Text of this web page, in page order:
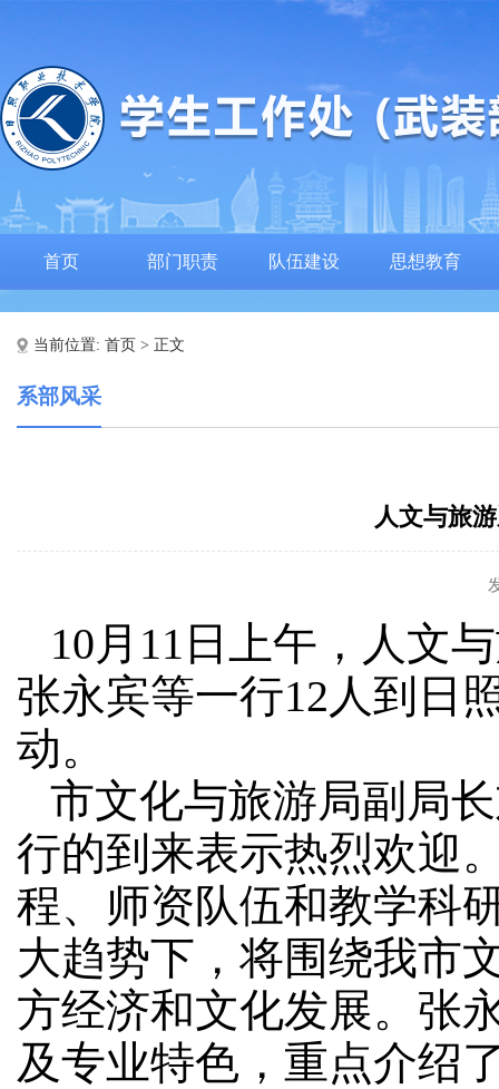
首页 部门职责 队伍建设 思想教育
当前位置: 首页 > 正文
系部风采
人文与旅
10月11日上午，人文
张永宾等一行12人到日
动。
市文化与旅游局副局
行的到来表示热烈欢迎
程、师资队伍和教学科
大趋势下，将围绕我市
方经济和文化发展。张
及专业特色，重点介绍